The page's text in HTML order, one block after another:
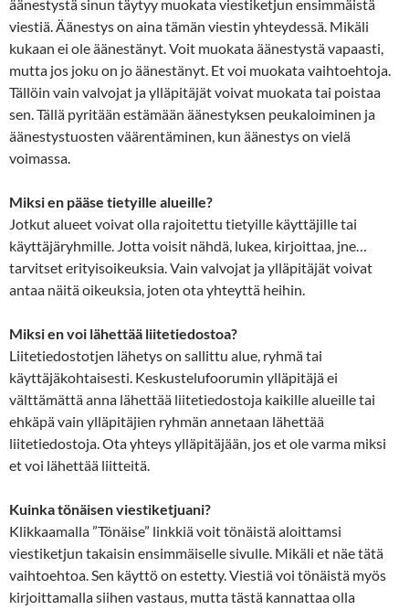
äänestystä sinun täytyy muokata viestiketjun ensimmäistä
viestiä. Äänestys on aina tämän viestin yhteydessä. Mikäli
kukaan ei ole äänestänyt. Voit muokata äänestystä vapaasti,
mutta jos joku on jo äänestänyt. Et voi muokata vaihtoehtoja.
Tällöin vain valvojat ja ylläpitäjät voivat muokata tai poistaa
sen. Tällä pyritään estämään äänestyksen peukaloiminen ja
äänestystuosten väärentäminen, kun äänestys on vielä
voimassa.
Miksi en pääse tietyille alueille?
Jotkut alueet voivat olla rajoitettu tietyille käyttäjille tai
käyttäjäryhmille. Jotta voisit nähdä, lukea, kirjoittaa, jne…
tarvitset erityisoikeuksia. Vain valvojat ja ylläpitäjät voivat
antaa näitä oikeuksia, joten ota yhteyttä heihin.
Miksi en voi lähettää liitetiedostoa?
Liitetiedostotjen lähetys on sallittu alue, ryhmä tai
käyttäjäkohtaisesti. Keskustelufoorumin ylläpitäjä ei
välttämättä anna lähettää liitetiedostoja kaikille alueille tai
ehkäpä vain ylläpitäjien ryhmän annetaan lähettää
liitetiedostoja. Ota yhteys ylläpitäjään, jos et ole varma miksi
et voi lähettää liitteitä.
Kuinka tönäisen viestiketjuani?
Klikkaamalla ”Tönäise” linkkiä voit tönäistä aloittamsi
viestiketjun takaisin ensimmäiselle sivulle. Mikäli et näe tätä
vaihtoehtoa. Sen käyttö on estetty. Viestiä voi tönäistä myös
kirjoittamalla siihen vastaus, mutta tästä kannattaa olla